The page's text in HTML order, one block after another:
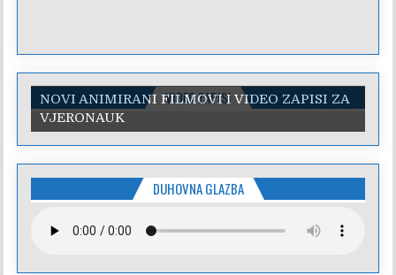
VIDEO ZAPISI
NOVI ANIMIRANI FILMOVI I VIDEO ZAPISI ZA
VJERONAUK
DUHOVNA GLAZBA